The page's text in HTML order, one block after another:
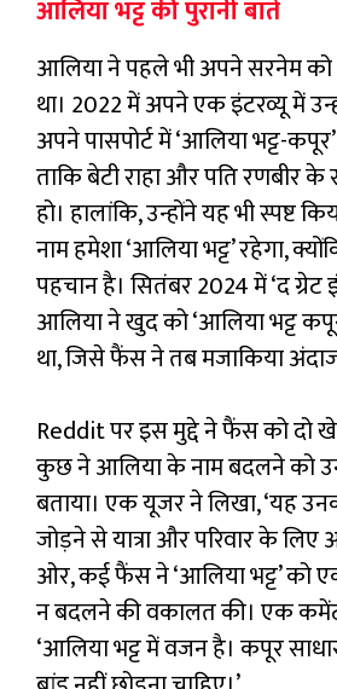
आलिया भट्ट की पुरानी बातें
आलिया ने पहले भी अपने सरनेम
था। 2022 में अपने एक इंटरव्यू में
अपने पासपोर्ट में ‘आलिया भट्ट-
ताकि बेटी राहा और पति रणबीर के
हो। हालांकि, उन्होंने यह भी स्पष्ट
नाम हमेशा ‘आलिया भट्ट’ रहेगा,
पहचान है। सितंबर 2024 में ‘द ग्रेट
आलिया ने खुद को ‘आलिया भट्ट
था, जिसे फैंस ने तब मजाकिया
Reddit पर इस मुद्दे ने फैंस को दो
कुछ ने आलिया के नाम बदलने को
बताया। एक यूजर ने लिखा, ‘यह
जोड़ने से यात्रा और परिवार के लिए
ओर, कई फैंस ने ‘आलिया भट्ट’ को
न बदलने की वकालत की। एक
‘आलिया भट्ट में वजन है। कपूर